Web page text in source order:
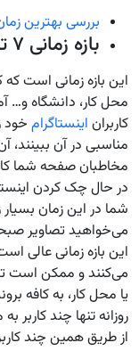
بررسی بهترین
بازه زمانی ۷ تا ۹ صبح
این بازه زمانی است که
محل کار، دانشگاه و…
کاربران اینستاگرام خود
مناسبی در آن ببینند،
مخاطبان صفحه شما
در حال چک کردن
شما در این زمان
می‌خواهید تصاویر
این بازه زمانی عالی
می‌کنند و ممکن است
یا محل کار، به کافه
روزانه تنها چند کاربر
از طریق همین چند